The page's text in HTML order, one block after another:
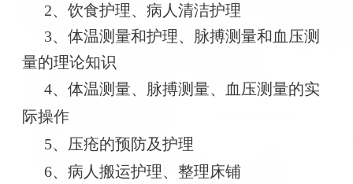
2、饮食护理、病人清洁护理
3、体温测量和护理、脉搏测量和血压测
量的理论知识
4、体温测量、脉搏测量、血压测量的实
际操作
5、压疮的预防及护理
6、病人搬运护理、整理床铺